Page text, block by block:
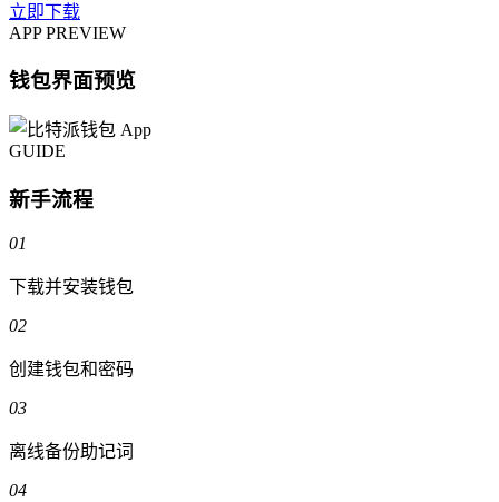
立即下载
APP PREVIEW
钱包界面预览
GUIDE
新手流程
01
下载并安装钱包
02
创建钱包和密码
03
离线备份助记词
04